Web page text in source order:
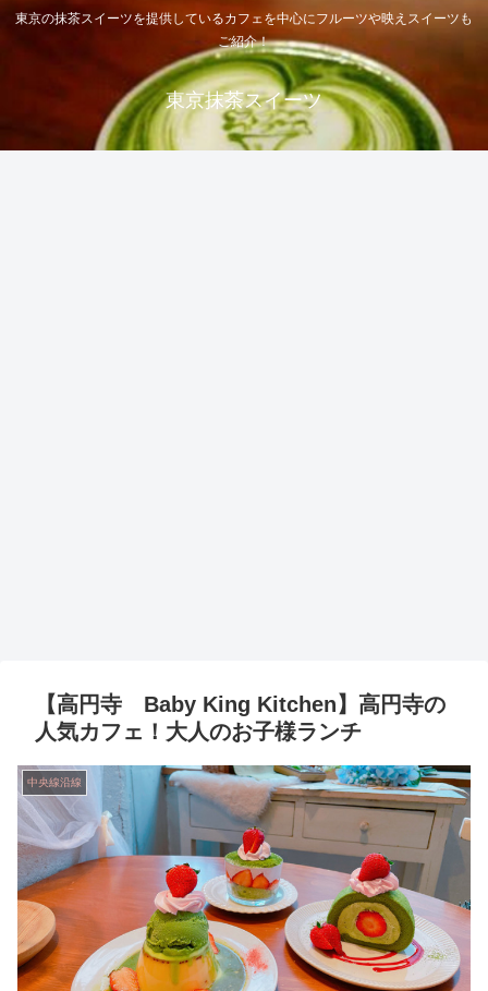
東京の抹茶スイーツを提供しているカフェを中心にフルーツや映えスイーツも
ご紹介！
東京抹茶スイーツ
【高円寺 Baby King Kitchen】高円寺の
人気カフェ！大人のお子様ランチ
中央線沿線